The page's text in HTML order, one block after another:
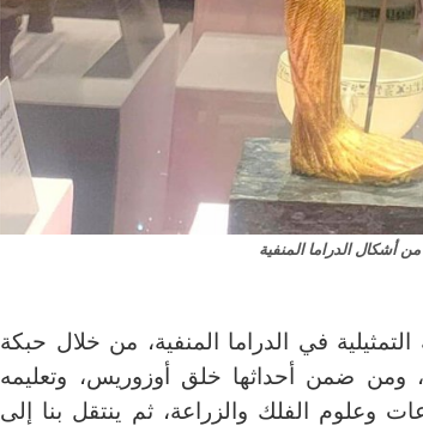
أشكال الدراما المنفية
في الدراما المنفية، من خلال حبكة
ومن ضمن أحداثها خلق أوزوريس، وتعليمه
وعلوم الفلك والزراعة، ثم ينتقل بنا إلى